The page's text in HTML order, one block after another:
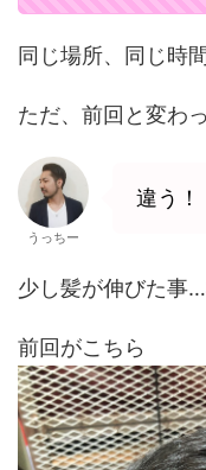
同じ場所、同じ時
ただ、前回と変わ
うっちー
違う！
少し髪が伸びた事
前回がこちら